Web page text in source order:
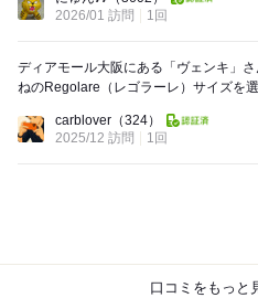
2026/01 訪問
1回
ディアモール大阪にある「ヴェンキ」さんでジ
ねのRegolare（レゴラーレ）サイズを選び、 贅沢に3フレーバ
carblover （324）
2025/12 訪問
1回
口コミをもっと